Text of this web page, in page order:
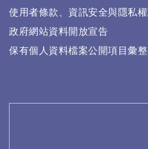
使用者條款、資訊安全與隱私
政府網站資料開放宣告
保有個人資料檔案公開項目彙